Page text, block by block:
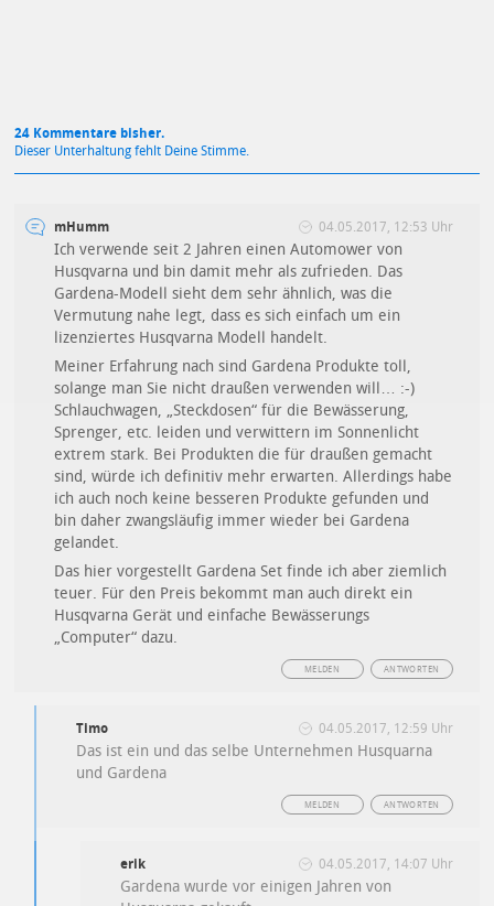
24 Kommentare bisher.
Dieser Unterhaltung fehlt Deine Stimme.
mHumm 04.05.2017, 12:53 Uhr
Ich verwende seit 2 Jahren einen Automower von
Husqvarna und bin damit mehr als zufrieden. Das
Gardena-Modell sieht dem sehr ähnlich, was die
Vermutung nahe legt, dass es sich einfach um ein
lizenziertes Husqvarna Modell handelt.
Meiner Erfahrung nach sind Gardena Produkte toll,
solange man Sie nicht draußen verwenden will… :-)
Schlauchwagen, „Steckdosen“ für die Bewässerung,
Sprenger, etc. leiden und verwittern im Sonnenlicht
extrem stark. Bei Produkten die für draußen gemacht
sind, würde ich definitiv mehr erwarten. Allerdings habe
ich auch noch keine besseren Produkte gefunden und
bin daher zwangsläufig immer wieder bei Gardena
gelandet.
Das hier vorgestellt Gardena Set finde ich aber ziemlich
teuer. Für den Preis bekommt man auch direkt ein
Husqvarna Gerät und einfache Bewässerungs
„Computer“ dazu.
ANTWORTEN
MELDEN
Timo 04.05.2017, 12:59 Uhr
Das ist ein und das selbe Unternehmen Husquarna
und Gardena
ANTWORTEN
MELDEN
erik 04.05.2017, 14:07 Uhr
Gardena wurde vor einigen Jahren von